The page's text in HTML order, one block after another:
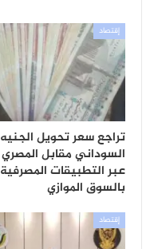
إقتصاد
تراجع سعر تحويل الجنيه
السوداني مقابل المصري
عبر التطبيقات المصرفية
بالسوق الموازي
إقتصاد